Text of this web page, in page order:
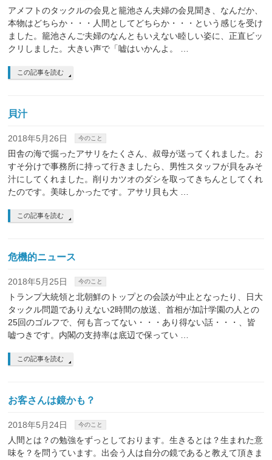
アメフトのタックルの会見と籠池さん夫婦の会見聞き、なんだか、
本物はどちらか・・・人間としてどちらか・・・という感じを受け
ました。籠池さんご夫婦のなんともいえない睦しい姿に、正直ビッ
クリしました。大きい声で「嘘はいかんよ。 …
この記事を読む
貝汁
2018年5月26日 今のこと
田舎の海で掘ったアサリをたくさん、叔母が送ってくれました。お
すそ分けで事務所に持って行きましたら、男性スタッフが貝をみそ
汁にしてくれました。削りカツオのダシを取ってきちんとしてくれ
たのです。美味しかったです。アサリ貝も大 …
この記事を読む
危機的ニュース
2018年5月25日 今のこと
トランプ大統領と北朝鮮のトップとの会談が中止となったり、日大
タックル問題でありえない2時間の放送、首相が加計学園の人との
25回のゴルフで、何も言ってない・・・あり得ない話・・・、皆
嘘つきです。内閣の支持率は底辺で保ってい …
この記事を読む
お客さんは鏡かも？
2018年5月24日 今のこと
人間とは？の勉強をずっとしております。生きるとは？生まれた意
味を？を問うています。出会う人は自分の鏡であると教えて頂きま